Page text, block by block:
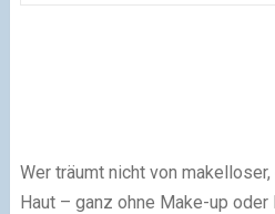
Wer träumt nicht von
Haut – ganz ohne Make-up